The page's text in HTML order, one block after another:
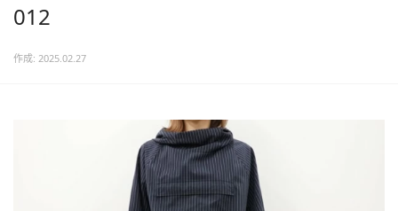
012
作成: 2025.02.27